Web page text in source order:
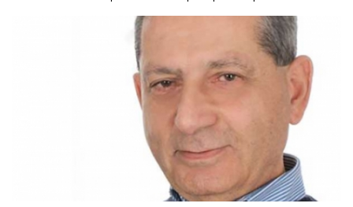
ritrovamento del corpo senza vita di un neonato ha
attivato le indagini della procura di Palmi che mirano a
fare luce sull’accaduto. Non si hanno, al momento,